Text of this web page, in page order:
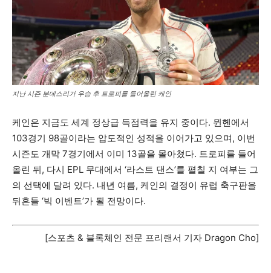
지난 시즌 분데스리가 우승 후 트로피를 들어올린 케인
케인은 지금도 세계 정상급 득점력을 유지 중이다. 뮌헨에서
103경기 98골이라는 압도적인 성적을 이어가고 있으며, 이번
시즌도 개막 7경기에서 이미 13골을 몰아쳤다. 트로피를 들어
올린 뒤, 다시 EPL 무대에서 ‘라스트 댄스’를 펼칠 지 여부는 그
의 선택에 달려 있다. 내년 여름, 케인의 결정이 유럽 축구판을
뒤흔들 ‘빅 이벤트’가 될 전망이다.
[스포츠 & 블록체인 전문 프리랜서 기자 Dragon Cho]